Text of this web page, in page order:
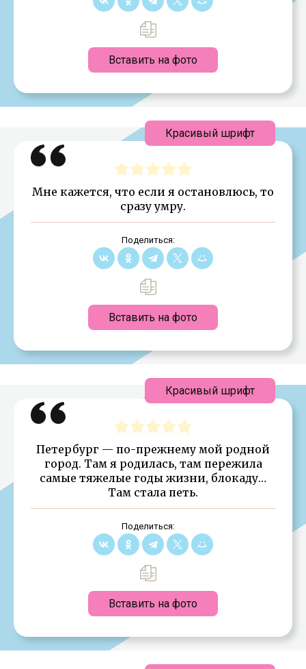
Вставить на фото
Мне кажется, что если я остановлюсь, то
сразу умру.
Поделиться:
Вставить на фото
Красивый шрифт
Петербург — по-прежнему мой родной
город. Там я родилась, там пережила
самые тяжелые годы жизни, блокаду…
Там стала петь.
Поделиться:
Вставить на фото
Красивый шрифт